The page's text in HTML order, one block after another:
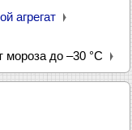
агрегат
мороза до –30 °С